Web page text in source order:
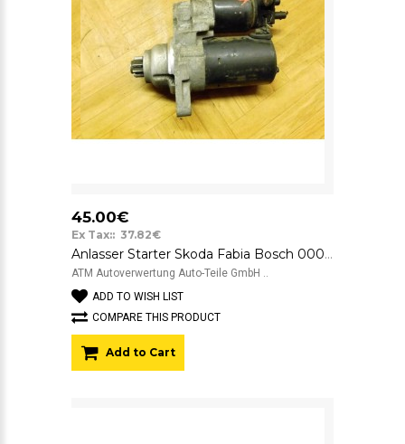
45.00€
Ex Tax:: 37.82€
Anlasser Starter Skoda Fabia Bosch 0001120400 12v
ATM Autoverwertung Auto-Teile GmbH ..
ADD TO WISH LIST
COMPARE THIS PRODUCT
Add to Cart